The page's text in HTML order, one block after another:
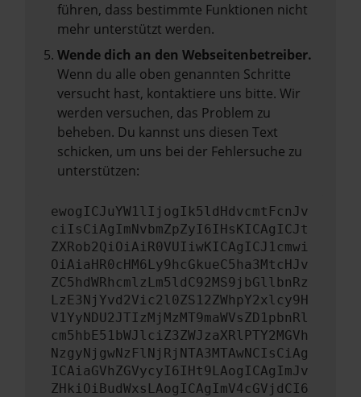
führen, dass bestimmte Funktionen nicht
mehr unterstützt werden.
Wende dich an den Webseitenbetreiber.
Wenn du alle oben genannten Schritte
versucht hast, kontaktiere uns bitte. Wir
werden versuchen, das Problem zu
beheben. Du kannst uns diesen Text
schicken, um uns bei der Fehlersuche zu
unterstützen:
ewogICJuYW1lIjogIk5ldHdvcmtFcnJv
ciIsCiAgImNvbmZpZyI6IHsKICAgICJt
ZXRob2QiOiAiR0VUIiwKICAgICJ1cmwi
OiAiaHR0cHM6Ly9hcGkueC5ha3MtcHJv
ZC5hdWRhcmlzLm5ldC92MS9jbGllbnRz
LzE3NjYvd2Vic2l0ZS12ZWhpY2xlcy9H
V1YyNDU2JTIzMjMzMT9maWVsZD1pbnRl
cm5hbE51bWJlciZ3ZWJzaXRlPTY2MGVh
NzgyNjgwNzFlNjRjNTA3MTAwNCIsCiAg
ICAiaGVhZGVycyI6IHt9LAogICAgImJv
ZHkiOiBudWxsLAogICAgImV4cGVjdCI6